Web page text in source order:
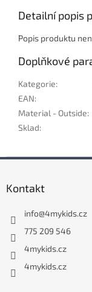
Detailní popis
Popis produktu
Doplňkové
Kategorie:
EAN:
Material - Outside:
Sklad:
Kontakt
info@4mykids.cz
775 209 546
4mykids.cz
4mykids.cz